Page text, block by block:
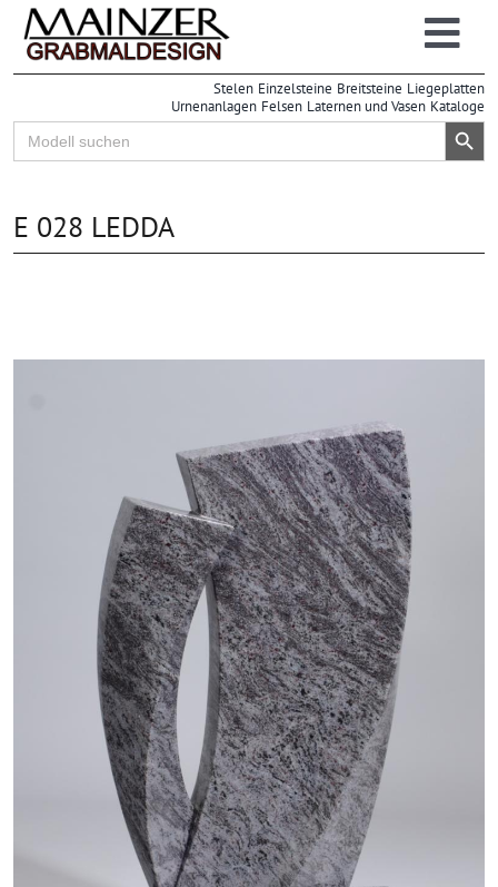
Zum
Inhalt
springen
Grabsteine
Großhandel
Einzelhandel
Stelen Einzelsteine Breitsteine Liegeplatten
Urnenanlagen Felsen Laternen und Vasen Kataloge
Search
for:
Search Button
E 028 LEDDA